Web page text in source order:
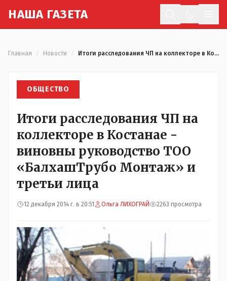
НАША ГАЗЕТА
Главная Новости Итоги расследования ЧП на коллекторе в Костанае - виновны руководство ТОО «БалхашТрубо Монтаж» и третьи лица
ОБЩЕСТВО
Итоги расследования ЧП на
коллекторе в Костанае -
виновны руководство ТОО
«БалхашТрубо Монтаж» и
третьи лица
12 декабря 2014 г. в 20:51 Ольга ЛИХОГРАЙ 2263 просмотра